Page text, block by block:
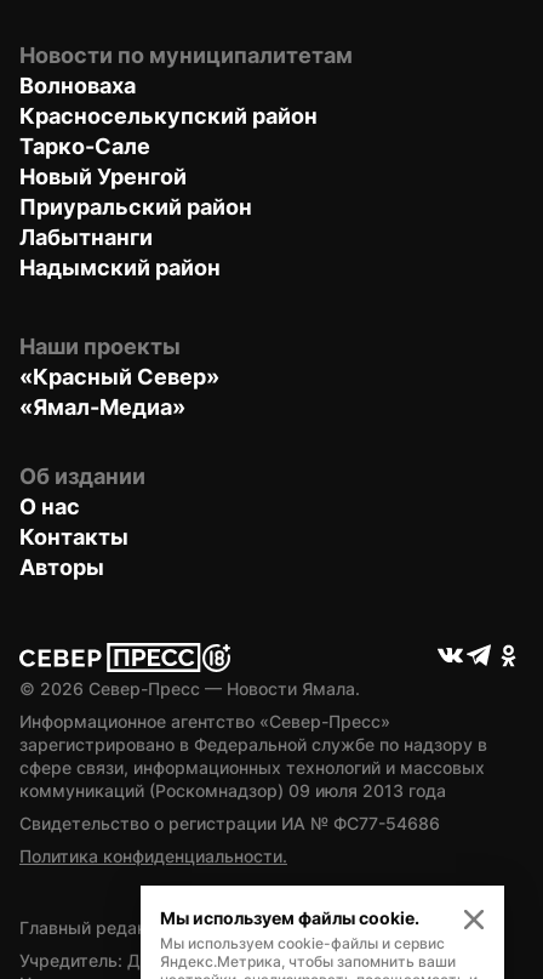
Новости по муниципалитетам
Волноваха
Красноселькупский район
Тарко-Сале
Новый Уренгой
Приуральский район
Лабытнанги
Надымский район
Наши проекты
«Красный Север»
«Ямал-Медиа»
Об издании
О нас
Контакты
Авторы
© 2026 Север-Пресс — Новости Ямала.
Информационное агентство «Север-Пресс»
зарегистрировано в Федеральной службе по надзору в
сфере связи, информационных технологий и массовых
коммуникаций (Роскомнадзор) 09 июля 2013 года
Свидетельство о регистрации ИА № ФС77-54686
Политика конфиденциальности.
Главный редактор — А.Л. Поздеев
Учредитель: Департамент внутренней политики Ямало-
Мы используем файлы cookie.
Мы используем cookie-файлы и сервис
Яндекс.Метрика, чтобы запомнить ваши